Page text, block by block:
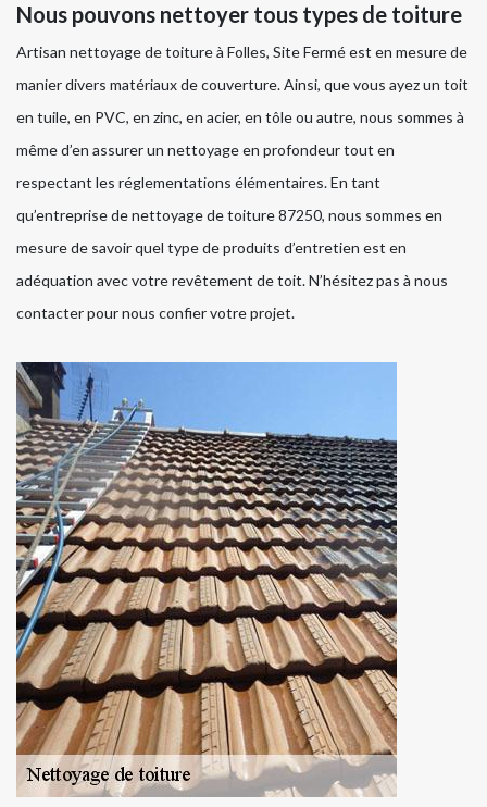
Nous pouvons nettoyer tous types de toiture
Artisan nettoyage de toiture à Folles, Site Fermé est en mesure de
manier divers matériaux de couverture. Ainsi, que vous ayez un toit
en tuile, en PVC, en zinc, en acier, en tôle ou autre, nous sommes à
même d’en assurer un nettoyage en profondeur tout en
respectant les réglementations élémentaires. En tant
qu’entreprise de nettoyage de toiture 87250, nous sommes en
mesure de savoir quel type de produits d’entretien est en
adéquation avec votre revêtement de toit. N’hésitez pas à nous
contacter pour nous confier votre projet.